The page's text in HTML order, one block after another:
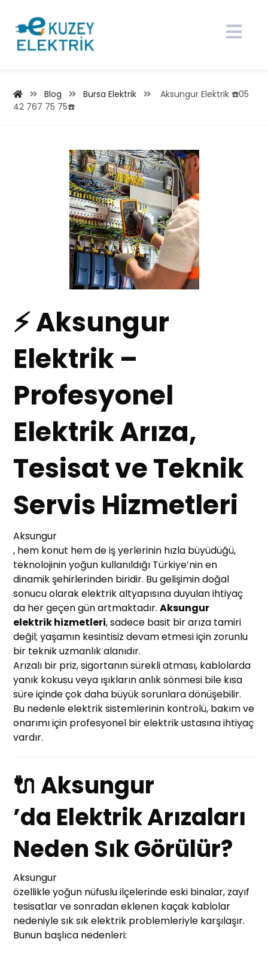
Blog Bursa Elektrik
Aksungur Elektrik ☎️05
42 767 75 75☎️
⚡ Aksungur
Elektrik –
Profesyonel
Elektrik Arıza,
Tesisat ve Teknik
Servis Hizmetleri
Aksungur
, hem konut hem de iş yerlerinin hızla büyüdüğü,
teknolojinin yoğun kullanıldığı Türkiye’nin en
dinamik şehirlerinden biridir. Bu gelişimin doğal
sonucu olarak elektrik altyapısına duyulan ihtiyaç
da her geçen gün artmaktadır.Aksungur
elektrik hizmetleri, sadece basit bir arıza tamiri
değil; yaşamın kesintisiz devam etmesi için zorunlu
bir teknik uzmanlık alanıdır.
Arızalı bir priz, sigortanın sürekli atması, kablolarda
yanık kokusu veya ışıkların anlık sönmesi bile kısa
süre içinde çok daha büyük sorunlara dönüşebilir.
Bu nedenle elektrik sistemlerinin kontrolü, bakım ve
onarımı için profesyonel bir elektrik ustasına ihtiyaç
vardır.
🔌 Aksungur
’da Elektrik Arızaları
Neden Sık Görülür?
Aksungur
özellikle yoğun nüfuslu ilçelerinde eski binalar, zayıf
tesisatlar ve sonradan eklenen kaçak kablolar
nedeniyle sık sık elektrik problemleriyle karşılaşır.
Bunun başlıca nedenleri: